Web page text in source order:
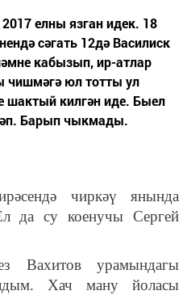
елны язган идек. 18
сәгать 12дә Василиск
кабызып, ир-атлар
чишмәгә юл тотты ул
шактый килгән иде. Быел
Барып чыкмады.
чиркәү янында
да су коенучы Сергей
Вахитов урамындагы
Хач ману йоласы